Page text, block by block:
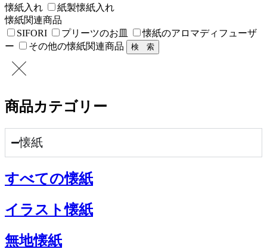
懐紙入れ
紙製懐紙入れ
懐紙関連商品
SIFORI
プリーツのお皿
懐紙のアロマディフューザ
ー
その他の懐紙関連商品
商品カテゴリー
懐紙
すべての懐紙
イラスト懐紙
無地懐紙